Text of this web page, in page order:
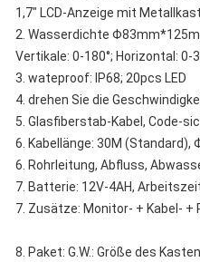
1,7" LCD-Anzeige mit
2. Wasserdichte
Vertikale: 0-180°; Horizontal: 0-
3. wateproof: IP68; 20pcs LED
4. drehen Sie die
5. Glasfiberstab-Kabel, Code-
6. Kabellänge: 30M (Standard),
6. Rohrleitung, Abfluss,
7. Batterie: 12V-4AH,
7. Zusätze: Monitor- + Kabel-
8. Paket: G.W.: Größe des